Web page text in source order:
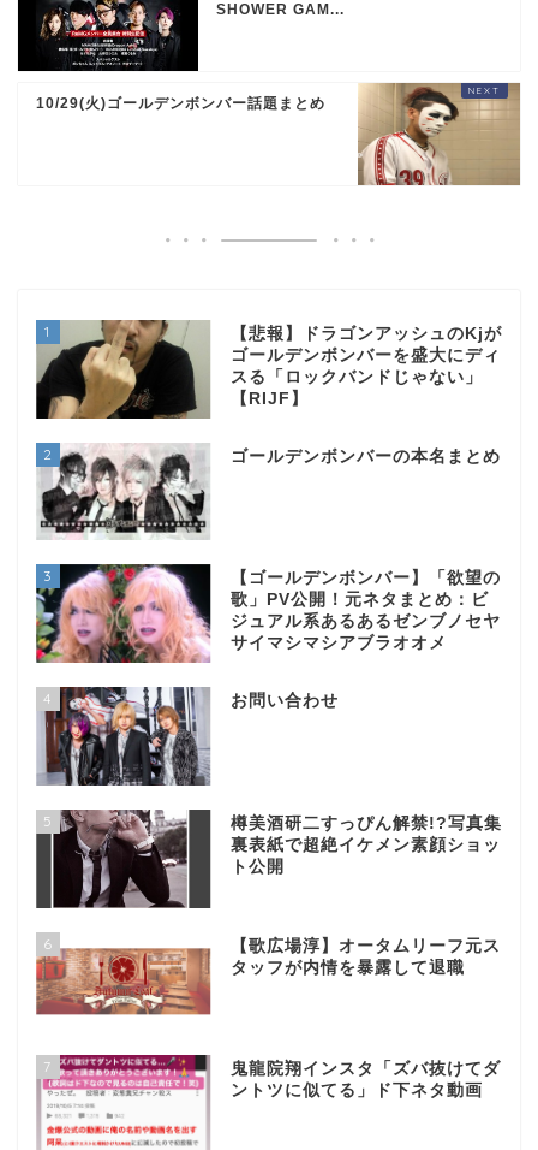
SHOWER GAM...
10/29(火)ゴールデンボンバー話題まとめ
1
【悲報】ドラゴンアッシュのKjが
ゴールデンボンバーを盛大にディ
スる「ロックバンドじゃない」
【RIJF】
2 ゴールデンボンバーの本名まとめ
3
【ゴールデンボンバー】「欲望の
歌」PV公開！元ネタまとめ：ビ
ジュアル系あるあるゼンブノセヤ
サイマシマシアブラオオメ
4 お問い合わせ
5
樽美酒研二すっぴん解禁!?写真集
裏表紙で超絶イケメン素顔ショッ
ト公開
6
【歌広場淳】オータムリーフ元ス
タッフが内情を暴露して退職
7
鬼龍院翔インスタ「ズバ抜けてダ
ントツに似てる」ド下ネタ動画